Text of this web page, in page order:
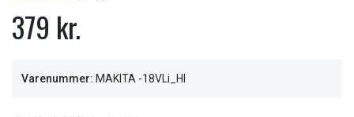
379 kr.
Varenummer: MAKITA -18VLi_HI